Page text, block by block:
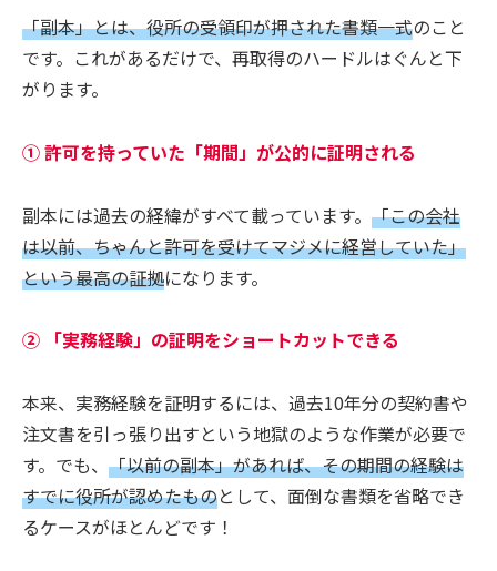
「副本」とは、役所の受領印が押された書類一式のこと
です。これがあるだけで、再取得のハードルはぐんと下
がります。
① 許可を持っていた「期間」が公的に証明される
副本には過去の経緯がすべて載っています。 「この会社
は以前、ちゃんと許可を受けてマジメに経営していた」
という最高の証拠になります。
② 「実務経験」の証明をショートカットできる
本来、実務経験を証明するには、過去10年分の契約書や
注文書を引っ張り出すという地獄のような作業が必要で
す。でも、 「以前の副本」があれば、その期間の経験は
すでに役所が認めたものとして、面倒な書類を省略でき
るケースがほとんどです！